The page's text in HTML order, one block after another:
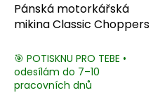
Pánská motorkářská
mikina Classic Choppers
🎯 POTISKNU PRO TEBE •
odesílám do 7–10
pracovních dnů